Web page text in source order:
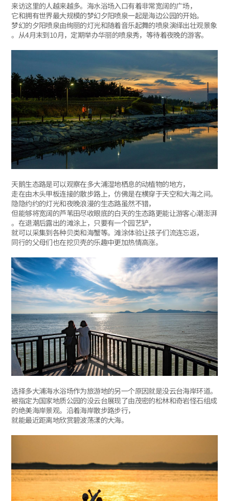
来访这里的人越来越多。海水浴场入口有着非常宽阔的广场，
它和拥有世界最大规模的梦幻夕阳喷泉一起是海边公园的开始。
梦幻的夕阳喷泉由绚丽的灯光和随着音乐起舞的喷泉演绎出壮观景象
。从4月末到10月，定期举办华丽的喷泉秀，等待着夜晚的游客。
天鹅生态路是可以观察在多大浦湿地栖息的动植物的地方，
走在由木头甲板连接的散步路上，仿佛是在横穿于天空和大海之间。
隐隐约约的灯光和夜晚浪漫的生态路虽然不错，
但能够将宽阔的芦苇田尽收眼底的白天的生态路更能让游客心潮澎湃
。在退潮后露出的滩涂上，只要有一个园艺铲，
就可以采集到各种贝类和海蟹等。滩涂体验让孩子们流连忘返，
同行的父母们也在挖贝壳的乐趣中更加热情高涨。
选择多大浦海水浴场作为旅游地的另一个原因就是没云台海岸环道。
被指定为国家地质公园的没云台展现了由茂密的松林和奇岩怪石组成
的绝美海岸景观。沿着海岸散步路步行，
就能最近距离地欣赏碧波荡漾的大海。